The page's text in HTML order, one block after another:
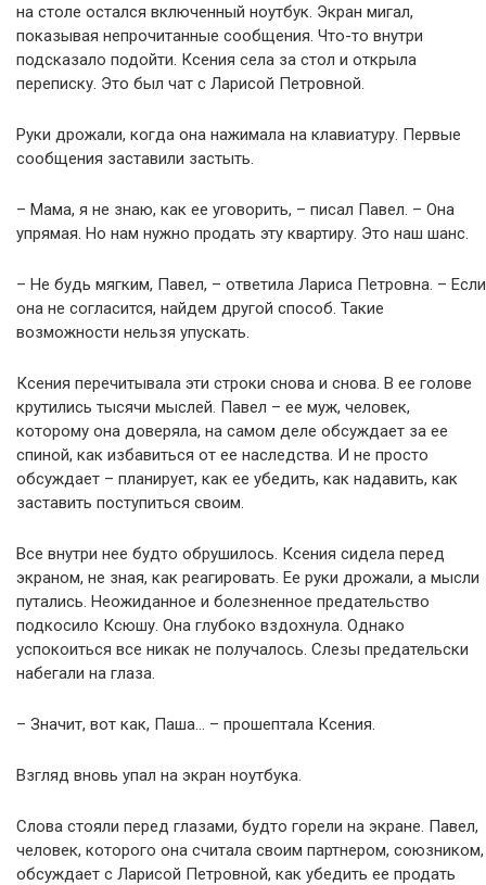
на столе остался включенный ноутбук. Экран мигал,
показывая непрочитанные сообщения. Что-то внутри
подсказало подойти. Ксения села за стол и открыла
переписку. Это был чат с Ларисой Петровной.
Руки дрожали, когда она нажимала на клавиатуру. Первые
сообщения заставили застыть.
– Мама, я не знаю, как ее уговорить, – писал Павел. – Она
упрямая. Но нам нужно продать эту квартиру. Это наш шанс.
– Не будь мягким, Павел, – ответила Лариса Петровна. – Если
она не согласится, найдем другой способ. Такие
возможности нельзя упускать.
Ксения перечитывала эти строки снова и снова. В ее голове
крутились тысячи мыслей. Павел – ее муж, человек,
которому она доверяла, на самом деле обсуждает за ее
спиной, как избавиться от ее наследства. И не просто
обсуждает – планирует, как ее убедить, как надавить, как
заставить поступиться своим.
Все внутри нее будто обрушилось. Ксения сидела перед
экраном, не зная, как реагировать. Ее руки дрожали, а мысли
путались. Неожиданное и болезненное предательство
подкосило Ксюшу. Она глубоко вздохнула. Однако
успокоиться все никак не получалось. Слезы предательски
набегали на глаза.
– Значит, вот как, Паша… – прошептала Ксения.
Взгляд вновь упал на экран ноутбука.
Слова стояли перед глазами, будто горели на экране. Павел,
человек, которого она считала своим партнером, союзником,
обсуждает с Ларисой Петровной, как убедить ее продать